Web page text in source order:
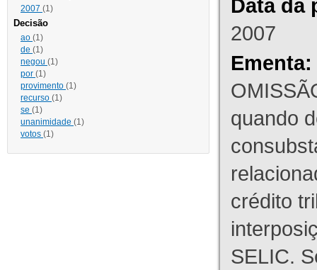
2007 (1)
Decisão
ao (1)
de (1)
negou (1)
por (1)
provimento (1)
recurso (1)
se (1)
unanimidade (1)
votos (1)
Data da
2007
Ementa:
quando
crédito
SELIC.